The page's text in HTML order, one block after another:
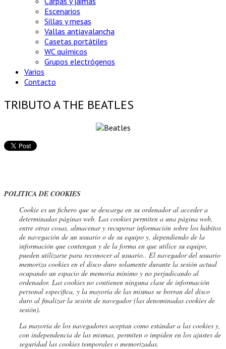
Escenarios
Sillas y mesas
Vallas antiavalancha
Casetas portátiles
WC químicos
Grupos electrógenos
Varios
Contacto
TRIBUTO A THE BEATLES
POLITICA DE COOKIES
Cookie es un fichero que se descarga en su ordenador al acceder a
determinadas páginas web. Las cookies permiten a una página web,
entre otras cosas, almacenar y recuperar información sobre los hábitos
de navegación de un usuario o de su equipo y, dependiendo de la
información que contengan y de la forma en que utilice su equipo,
pueden utilizarse para reconocer al usuario.. El navegador del usuario
memoriza cookies en el disco duro solamente durante la sesión actual
ocupando un espacio de memoria mínimo y no perjudicando al
ordenador. Las cookies no contienen ninguna clase de información
personal específica, y la mayoría de las mismas se borran del disco
duro al finalizar la sesión de navegador (las denominadas cookies de
sesión).
La mayoría de los navegadores aceptan como estándar a las cookies y,
con independencia de las mismas, permiten o impiden en los ajustes de
seguridad las cookies temporales o memorizadas.